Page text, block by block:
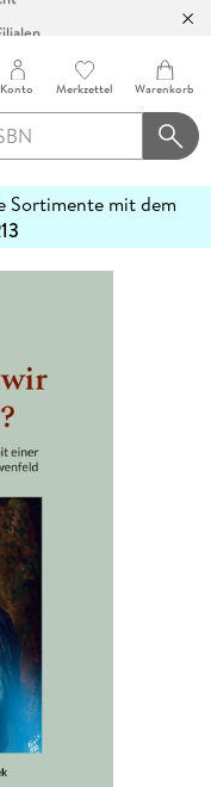
Konto Merkzettel Warenkorb
Sortimente mit dem